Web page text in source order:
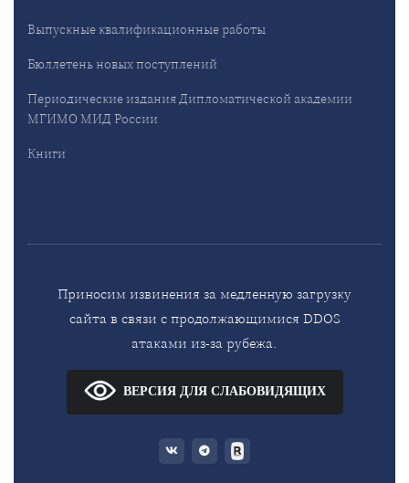
Выпускные квалификационные работы
Бюллетень новых поступлений
Периодические издания Дипломатической академии
МГИМО МИД России
Книги
Приносим извинения за медленную загрузку
сайта в связи с продолжающимися DDOS
атаками из-за рубежа.
ВЕРСИЯ ДЛЯ СЛАБОВИДЯЩИХ